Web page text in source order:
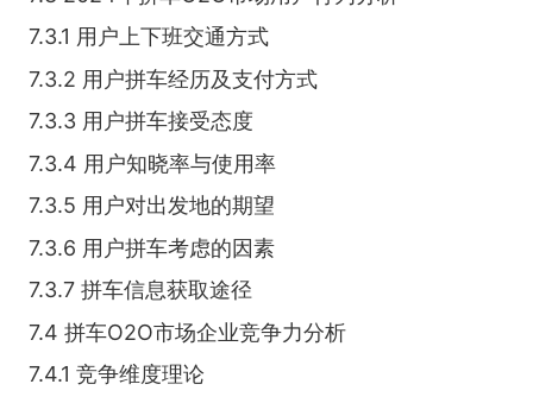
7.3.1 用户上下班交通方式
7.3.2 用户拼车经历及支付方式
7.3.3 用户拼车接受态度
7.3.4 用户知晓率与使用率
7.3.5 用户对出发地的期望
7.3.6 用户拼车考虑的因素
7.3.7 拼车信息获取途径
7.4 拼车O2O市场企业竞争力分析
7.4.1 竞争维度理论